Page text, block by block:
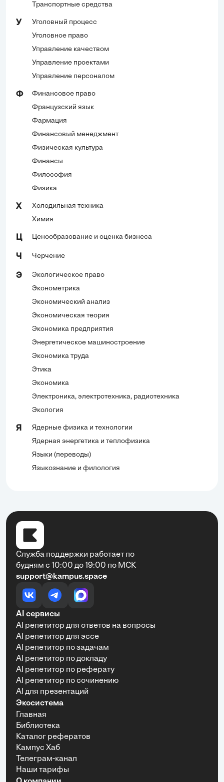
Транспортные средства
У
Уголовный процесс
Уголовное право
Управление качеством
Управление проектами
Управление персоналом
Ф
Финансовое право
Французский язык
Фармация
Финансовый менеджмент
Физическая культура
Финансы
Философия
Физика
Х
Холодильная техника
Химия
Ц Ценообразование и оценка бизнеса
Ч Черчение
Э
Экологическое право
Эконометрика
Экономический анализ
Экономическая теория
Экономика предприятия
Энергетическое машиностроение
Экономика труда
Этика
Экономика
Электроника, электротехника, радиотехника
Экология
Я
Ядерные физика и технологии
Ядерная энергетика и теплофизика
Языки (переводы)
Языкознание и филология
Служба поддержки работает по
будням с 10:00 до 19:00 по МСК
support@kampus.space
AI сервисы
AI репетитор для ответов на вопросы
AI репетитор для эссе
AI репетитор по задачам
AI репетитор по докладу
AI репетитор по реферату
AI репетитор по сочинению
AI для презентаций
Экосистема
Главная
Библиотека
Каталог рефератов
Кампус Хаб
Телеграм-канал
Наши тарифы